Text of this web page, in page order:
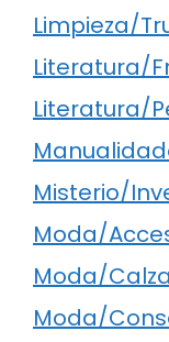
Limpieza/
Literatura/
Literatura/
Misterio/
Moda/
Moda/
Moda/